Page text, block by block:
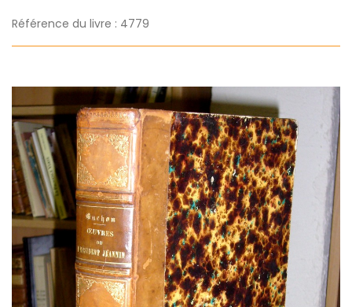
Référence du livre : 4779